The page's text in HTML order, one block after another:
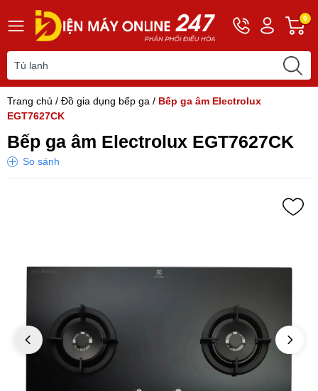
Hotline
0243
Tài
khoản
Khách
0
Trang chủ / Đồ gia dụng bếp ga / Bếp ga âm Electrolux
EGT7627CK
Bếp ga âm Electrolux EGT7627CK
So sánh